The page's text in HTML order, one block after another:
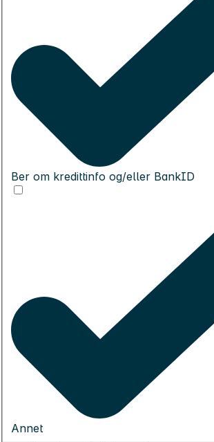
Ber om kredittinfo og/eller BankID
Annet